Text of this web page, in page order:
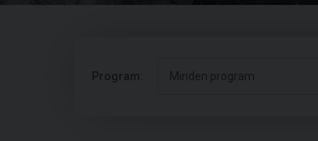
Program: Minden program